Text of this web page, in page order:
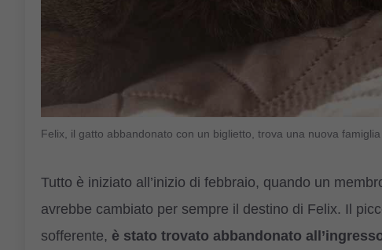
Felix, il gatto abbandonato con un biglietto, trova una nuova
Tutto è iniziato all’inizio di febbraio, quando un
avrebbe cambiato per sempre il destino di Felix. Il
sofferente, è stato trovato abbandonato